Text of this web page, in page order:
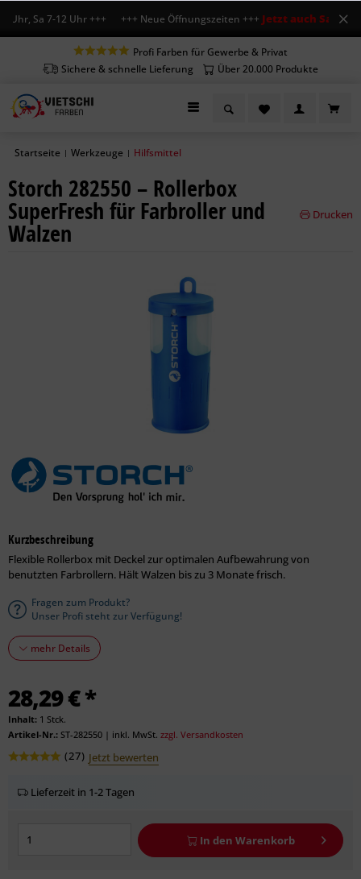
Sa 7-12 Uhr +++ +++ Neue Öffnungszeiten +++Jetzt auch Sa
Profi Farben für Gewerbe & Privat
Sichere & schnelle Lieferung
Über 20.000 Produkte
Startseite | Werkzeuge | Hilfsmittel
Storch 282550 – Rollerbox
SuperFresh für Farbroller und
Walzen
Drucken
Kurzbeschreibung
Flexible Rollerbox mit Deckel zur optimalen Aufbewahrung von
benutzten Farbrollern. Hält Walzen bis zu 3 Monate frisch.
Fragen zum Produkt?
Unser Profi steht zur Verfügung!
mehr Details
28,29 € *
Inhalt: 1 Stck.
Artikel-Nr.: ST-282550 | inkl. MwSt. zzgl. Versandkosten
(27) Jetzt bewerten
Lieferzeit in 1-2 Tagen
In den Warenkorb